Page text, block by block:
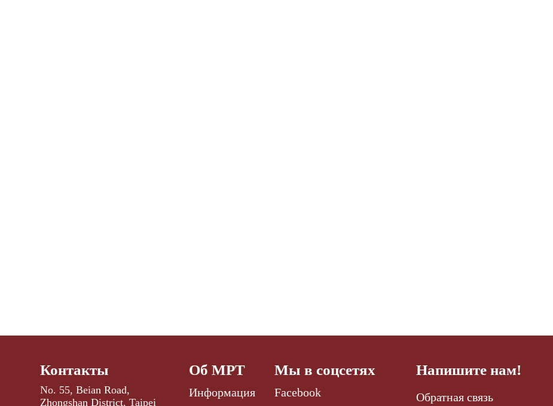
Контакты
No. 55, Beian Road,
Zhongshan District, Taipei
Об МРТ
Информация
Мы в соцсетях
Facebook
Напишите нам!
Обратная связь